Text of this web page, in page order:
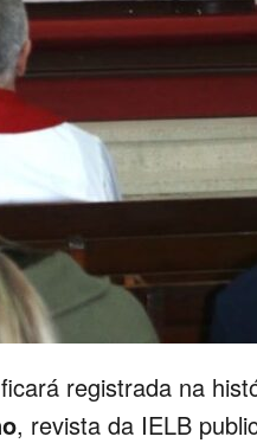
registrada na
, revista da IELB